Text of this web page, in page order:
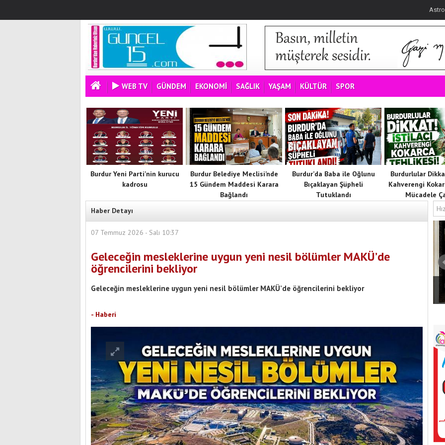
WEB TV GÜNDEM EKONOMİ SAĞLIK YAŞAM KÜLTÜR SPOR
Burdur Yeni Parti'nin kurucu
kadrosu
Burdur Belediye Meclisi’nde
15 Gündem Maddesi Karara
Bağlandı
Burdur’da Baba ile Oğlunu
Bıçaklayan Şüpheli
Tutuklandı
Burdurlular
Kahverengi
Mücadele
Haber Detayı
07 Temmuz 2026 - Salı 10:37
Geleceğin mesleklerine uygun yeni nesil bölümler MAKÜ’de
öğrencilerini bekliyor
Geleceğin mesleklerine uygun yeni nesil bölümler MAKÜ’de öğrencilerini bekliyor
- Haberi
Uzman Onbaşı Hikmet Zengin Parkı
Yeni Yüzüyle Hizmete Hazırlanıyor
Burdur Yeni Parti'nin kurucu kadrosu
Burdur Belediye Meclisi’nde 15 Gündem
Maddesi Karara Bağlandı